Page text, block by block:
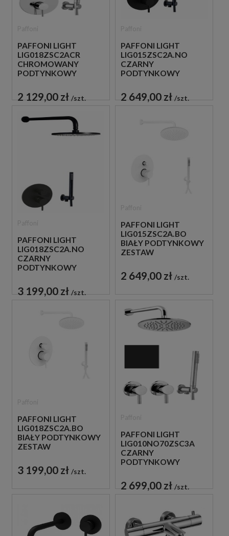
PAFFONI LIGHT
LIG018ZSC2ACR
CHROMOWANY
PODTYNKOWY
PRYSZNICOWY
2 129,00 zł szt.
PAFFONI LIGHT
LIG015ZSC2A.NO
CZARNY
PODTYNKOWY
PRYSZNICOWY
2 649,00 zł szt.
PAFFONI LIGHT
LIG018ZSC2A.NO
CZARNY
PODTYNKOWY
PRYSZNICOWY
3 199,00 zł szt.
PAFFONI LIGHT
LIG015ZSC2A.BO
BIAŁY PODTYNKOWY
ZESTAW
2 649,00 zł szt.
PAFFONI LIGHT
LIG018ZSC2A.BO
BIAŁY PODTYNKOWY
ZESTAW
3 199,00 zł szt.
PAFFONI LIGHT
LIG010NO70ZSC3A
CZARNY
PODTYNKOWY
PRYSZNICOWY
2 699,00 zł szt.